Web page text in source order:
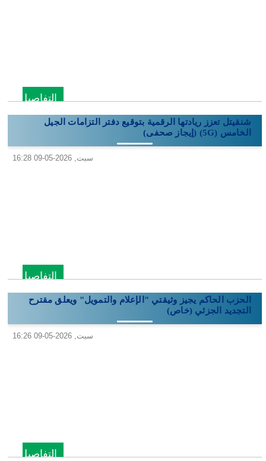
التفاصيل
شنقيتل تعزز ريادتها الرقمية بتوقيع دفتر التزامات الجيل
الخامس (5G) (إيجاز صحفى)
سبت, 2026-05-09 16:28
التفاصيل
الحزب الحاكم يجيز وثيقتي "الإعلام والتمويل" ويعلق مقترح
التجديد الجزئي (خاص)
سبت, 2026-05-09 16:26
التفاصيل